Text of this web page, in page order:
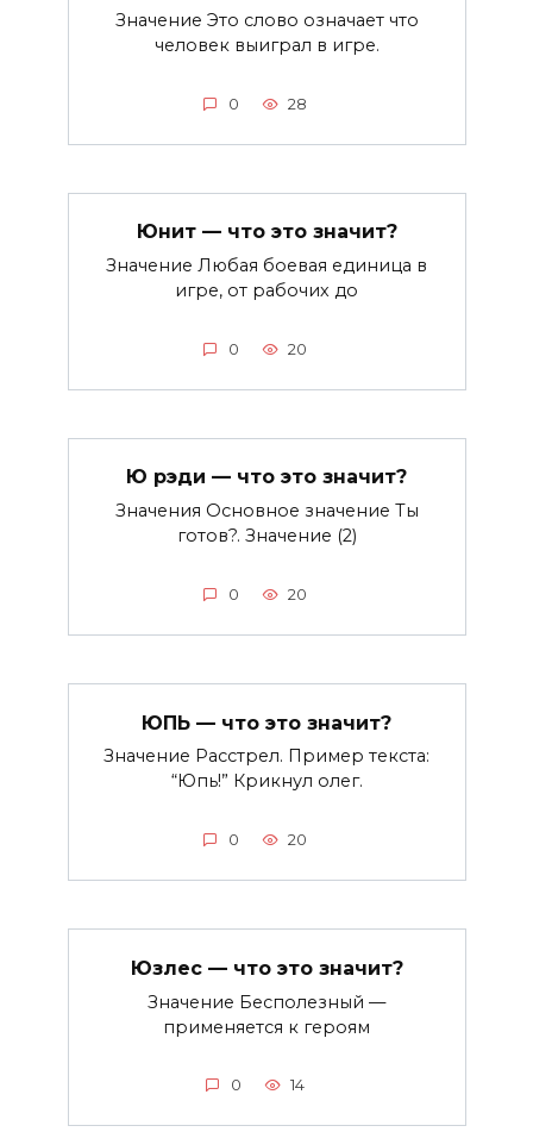
Значение Это слово означает что
человек выиграл в игре.
0 28
Юнит — что это значит?
Значение Любая боевая единица в
игре, от рабочих до
0 20
Ю рэди — что это значит?
Значения Основное значение Ты
готов?. Значение (2)
0 20
ЮПЬ — что это значит?
Значение Расстрел. Пример текста:
“Юпь!” Крикнул олег.
0 20
Юзлес — что это значит?
Значение Бесполезный —
применяется к героям
0 14